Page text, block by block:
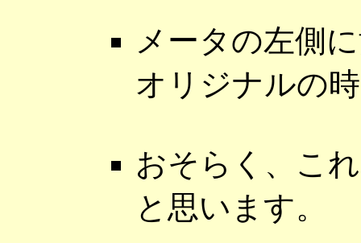
メータの左側
オリジナルの
おそらく、こ
と思います。